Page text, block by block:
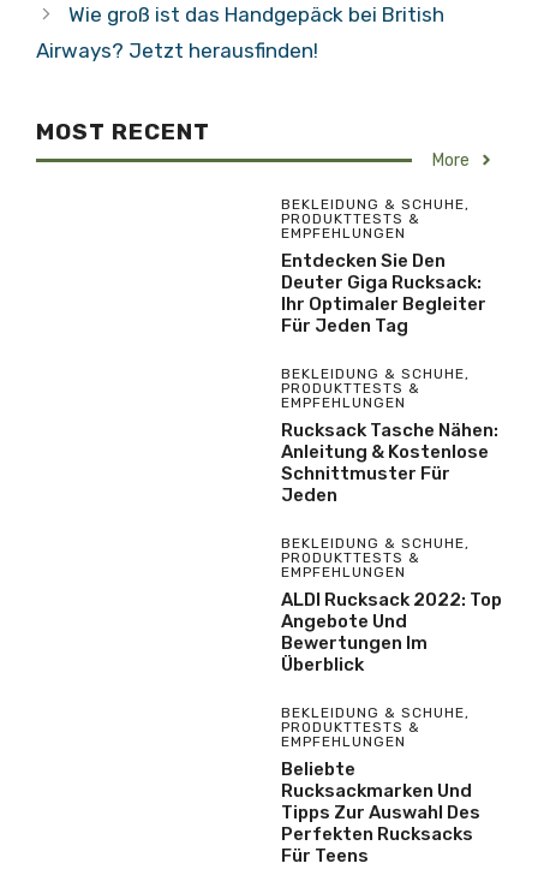
Wie groß ist das Handgepäck bei British
Airways? Jetzt herausfinden!
MOST RECENT
More
BEKLEIDUNG & SCHUHE,
PRODUKTTESTS &
EMPFEHLUNGEN
Entdecken Sie Den
Deuter Giga Rucksack:
Ihr Optimaler Begleiter
Für Jeden Tag
BEKLEIDUNG & SCHUHE,
PRODUKTTESTS &
EMPFEHLUNGEN
Rucksack Tasche Nähen:
Anleitung & Kostenlose
Schnittmuster Für
Jeden
BEKLEIDUNG & SCHUHE,
PRODUKTTESTS &
EMPFEHLUNGEN
ALDI Rucksack 2022: Top
Angebote Und
Bewertungen Im
Überblick
BEKLEIDUNG & SCHUHE,
PRODUKTTESTS &
EMPFEHLUNGEN
Beliebte
Rucksackmarken Und
Tipps Zur Auswahl Des
Perfekten Rucksacks
Für Teens